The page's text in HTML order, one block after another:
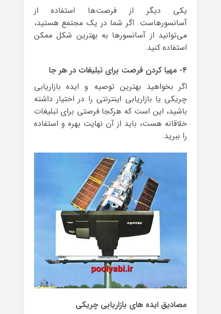
یکی دیگر از فرصت‌ها استفاده از
آسانسورهاست. اگر شما در یک مجتمع هستید،
می‌توانید از آسانسورها به بهترین شکل ممکن
استفاده کنید.
۴- مهیا کردن فرصت برای تبلیغات در هر جا
اگر بخواهید بهترین توصیه و ایده بازاریابی
چریکی یا بازاریابی اینترنتی را در اختیار داشته
باشید، این است که هرکجا فرصتی برای تبلیغات
خلاقانه هست، باید از آن نهایت بهره و استفاده
را ببرید.
مصادیق ایده های بازاریابی چریکی